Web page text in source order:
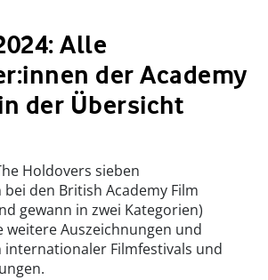
Alle
der Academy
der Übersicht
Holdovers sieben
den British Academy Film
gewann in zwei Kategorien)
weitere Auszeichnungen und
Filmfestivals und